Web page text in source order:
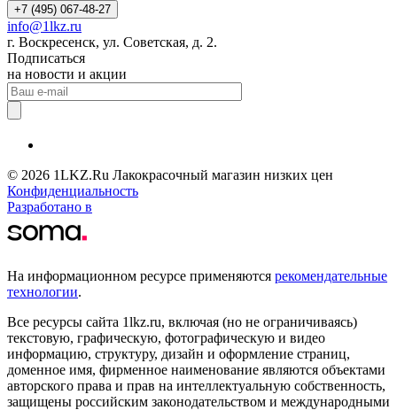
+7 (495) 067-48-27
info@1lkz.ru
г. Воскресенск, ул. Советская, д. 2.
Подписаться
на новости и акции
© 2026 1LKZ.Ru Лакокрасочный магазин низких цен
Конфиденциальность
Разработано в
На информационном ресурсе применяются рекомендательные
технологии.
Все ресурсы сайта 1lkz.ru, включая (но не ограничиваясь)
текстовую, графическую, фотографическую и видео
информацию, структуру, дизайн и оформление страниц,
доменное имя, фирменное наименование являются объектами
авторского права и прав на интеллектуальную собственность,
защищены российским законодательством и международными